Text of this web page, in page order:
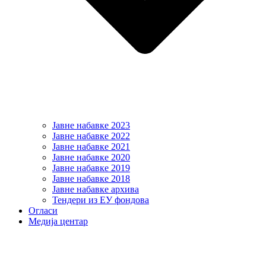
Јавне набавке 2023
Јавне набавке 2022
Јавне набавке 2021
Јавне набавке 2020
Јавне набавке 2019
Јавне набавке 2018
Јавне набавке архива
Тендери из ЕУ фондова
Огласи
Медија центар